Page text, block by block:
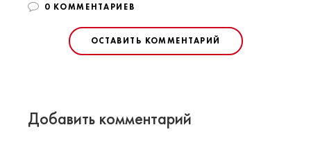
0 КОММЕНТАРИЕВ
ОСТАВИТЬ КОММЕНТАРИЙ
Добавить комментарий